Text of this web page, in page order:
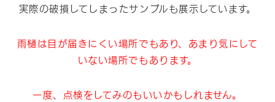
実際の破損してしまったサンプルも展示しています。
雨樋は目が届きにくい場所でもあり、あまり気にして
いない場所でもあります。
一度、点検をしてみのもいいかもしれません。